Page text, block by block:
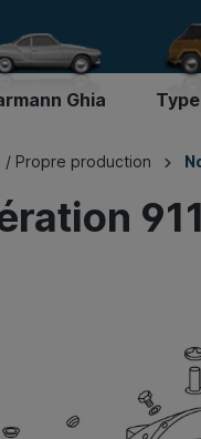
Ghia
/ Propre production